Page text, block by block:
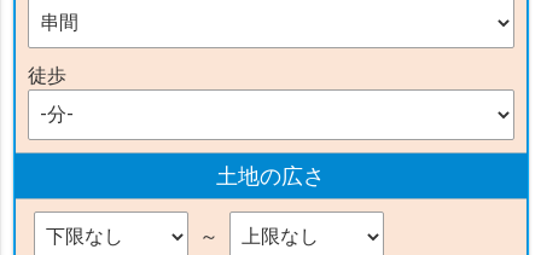
徒歩
土地の広さ
～